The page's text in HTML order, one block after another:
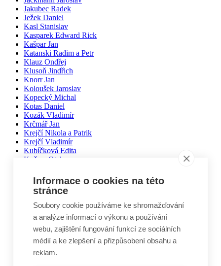
Jakubec Radek
Ježek Daniel
Kasl Stanislav
Kasparek Edward Rick
Kašpar Jan
Katanski Radim a Petr
Klauz Ondřej
Klusoň Jindřich
Knorr Jan
Koloušek Jaroslav
Kopecký Michal
Kotas Daniel
Kozák Vladimír
Krčmář Jan
Krejčí Nikola a Patrik
Krejčí Vladimír
Kubíčková Edita
Kučera Otakar
Lebduška Martin
Lesák Jiří
Lukáš Miloslav
Macháček Jiří
Máca Karel
Málek Vlastimil
Matal Oldřich
Matyášek Ivo
Matyskiewiczová Lenka
Mikoláš Zdeněk
Informace o cookies na této
stránce
Soubory cookie používáme ke shromažďování
a analýze informací o výkonu a používání
webu, zajištění fungování funkcí ze sociálních
médií a ke zlepšení a přizpůsobení obsahu a
reklam.